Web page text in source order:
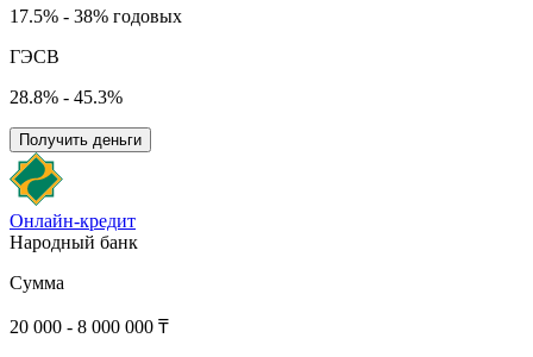
17.5% - 38% годовых
ГЭСВ
28.8% - 45.3%
Получить деньги
Онлайн-кредит
Народный банк
Сумма
20 000 - 8 000 000 ₸